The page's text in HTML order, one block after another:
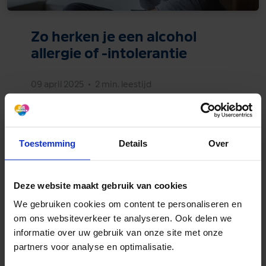
Toestemming Details Over
Deze website maakt gebruik van cookies
We gebruiken cookies om content te personaliseren en
om ons websiteverkeer te analyseren. Ook delen we
informatie over uw gebruik van onze site met onze
partners voor analyse en optimalisatie.
Zo herken je een alcohol
allergie of -intolerantie
09 april 2025 • 2 min. leestijd
FEITEN & CIJFERS